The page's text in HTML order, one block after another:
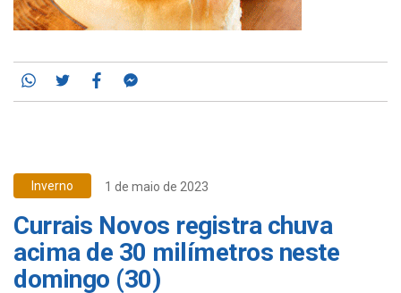
Whatsapp
TwitterFacebook
Inverno 1 de maio de 2023
Currais Novos registra chuva
acima de 30 milímetros neste
domingo (30)